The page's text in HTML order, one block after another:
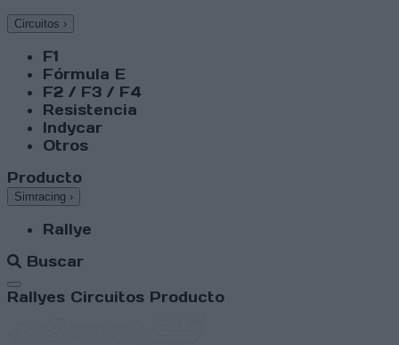
Circuitos ›
F1
Fórmula E
F2 / F3 / F4
Resistencia
Indycar
Otros
Producto
Simracing ›
Rallye
Buscar
Abrir menú
Rallyes Circuitos Producto